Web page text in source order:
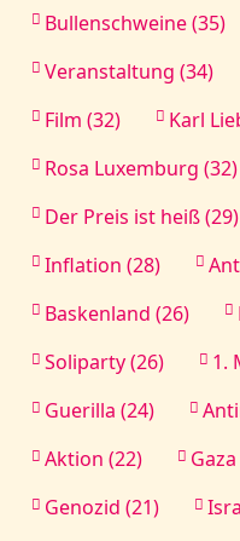
Bullenschweine (35)
Veranstaltung (34)
Film (32)
Karl
Rosa Luxemburg (32)
Der Preis ist heiß (29)
Inflation (28)
Baskenland (26)
Soliparty (26)
1.
Guerilla (24)
Aktion (22)
Genozid (21)